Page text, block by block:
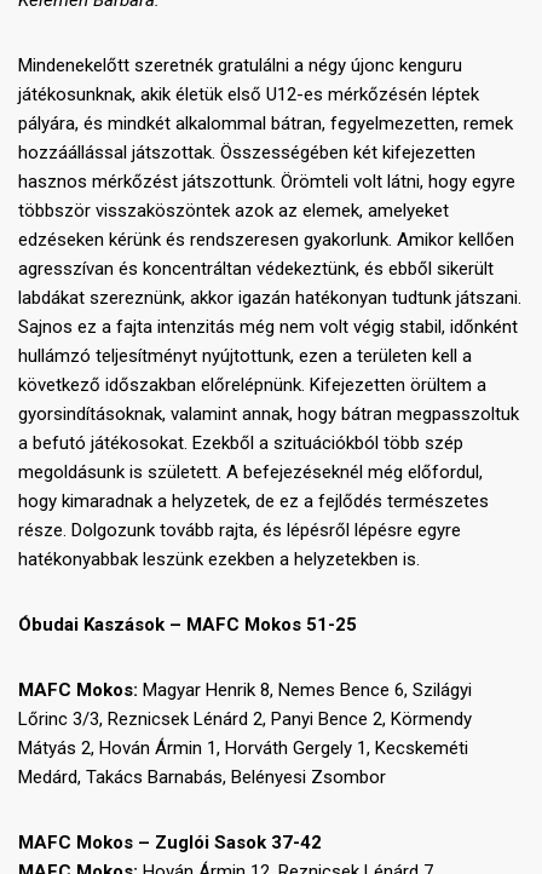
Mindenekelőtt szeretnék gratulálni a négy újonc kenguru
játékosunknak, akik életük első U12-es mérkőzésén léptek
pályára, és mindkét alkalommal bátran, fegyelmezetten, remek
hozzáállással játszottak. Összességében két kifejezetten
hasznos mérkőzést játszottunk. Örömteli volt látni, hogy egyre
többször visszaköszöntek azok az elemek, amelyeket
edzéseken kérünk és rendszeresen gyakorlunk. Amikor kellően
agresszívan és koncentráltan védekeztünk, és ebből sikerült
labdákat szereznünk, akkor igazán hatékonyan tudtunk játszani.
Sajnos ez a fajta intenzitás még nem volt végig stabil, időnként
hullámzó teljesítményt nyújtottunk, ezen a területen kell a
következő időszakban előrelépnünk. Kifejezetten örültem a
gyorsindításoknak, valamint annak, hogy bátran megpasszoltuk
a befutó játékosokat. Ezekből a szituációkból több szép
megoldásunk is született. A befejezéseknél még előfordul,
hogy kimaradnak a helyzetek, de ez a fejlődés természetes
része. Dolgozunk tovább rajta, és lépésről lépésre egyre
hatékonyabbak leszünk ezekben a helyzetekben is.
Óbudai Kaszások – MAFC Mokos 51-25
MAFC Mokos: Magyar Henrik 8, Nemes Bence 6, Szilágyi
Lőrinc 3/3, Reznicsek Lénárd 2, Panyi Bence 2, Körmendy
Mátyás 2, Hován Ármin 1, Horváth Gergely 1, Kecskeméti
Medárd, Takács Barnabás, Belényesi Zsombor
MAFC Mokos – Zuglói Sasok 37-42